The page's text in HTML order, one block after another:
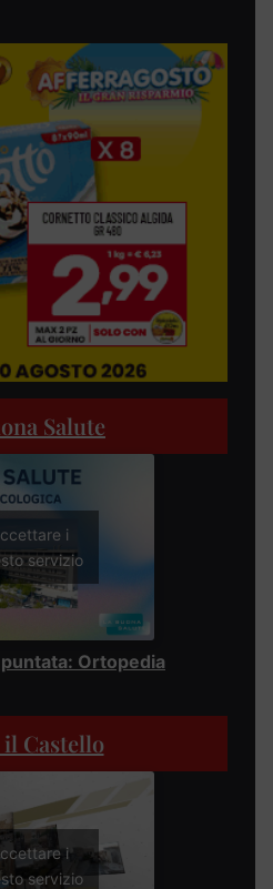
Salute
i
servizio
Ortopedia
Castello
i
servizio